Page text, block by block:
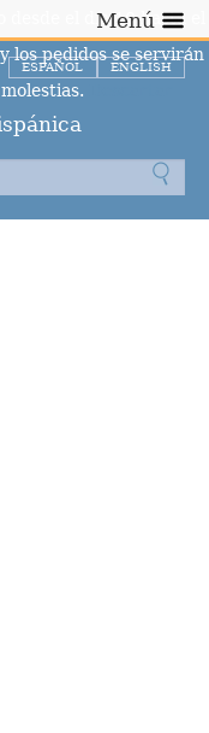
ESPAÑOL ENGLISH
Menú
el día 10 hasta el
los pedidos se servirán